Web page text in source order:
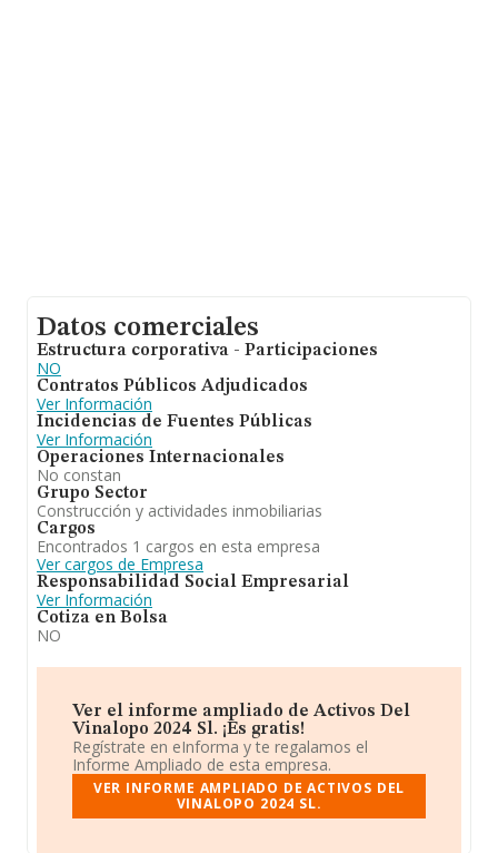
Datos comerciales
Estructura corporativa - Participaciones
NO
Contratos Públicos Adjudicados
Ver Información
Incidencias de Fuentes Públicas
Ver Información
Operaciones Internacionales
No constan
Grupo Sector
Construcción y actividades inmobiliarias
Cargos
Encontrados 1 cargos en esta empresa
Ver cargos de Empresa
Responsabilidad Social Empresarial
Ver Información
Cotiza en Bolsa
NO
Ver el informe ampliado de Activos Del
Vinalopo 2024 Sl. ¡Es gratis!
Regístrate en eInforma y te regalamos el
Informe Ampliado de esta empresa.
VER INFORME AMPLIADO DE ACTIVOS DEL
VINALOPO 2024 SL.